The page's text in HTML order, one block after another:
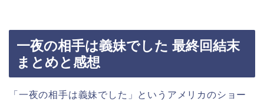
一夜の相手は義妹でした 最終回結末
まとめと感想
「一夜の相手は義妹でした」というアメリカのショー